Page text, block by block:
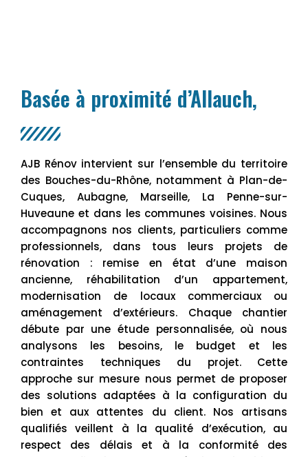
Basée à proximité d’Allauch,
AJB Rénov intervient sur l’ensemble du territoire
des Bouches-du-Rhône, notamment à Plan-de-
Cuques, Aubagne, Marseille, La Penne-sur-
Huveaune et dans les communes voisines. Nous
accompagnons nos clients, particuliers comme
professionnels, dans tous leurs projets de
rénovation : remise en état d’une maison
ancienne, réhabilitation d’un appartement,
modernisation de locaux commerciaux ou
aménagement d’extérieurs. Chaque chantier
débute par une étude personnalisée, où nous
analysons les besoins, le budget et les
contraintes techniques du projet. Cette
approche sur mesure nous permet de proposer
des solutions adaptées à la configuration du
bien et aux attentes du client. Nos artisans
qualifiés veillent à la qualité d’exécution, au
respect des délais et à la conformité des